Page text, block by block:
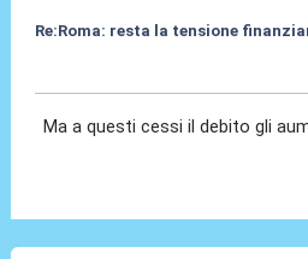
Re:Roma: resta la tensione
Ma a questi cessi il debito gli